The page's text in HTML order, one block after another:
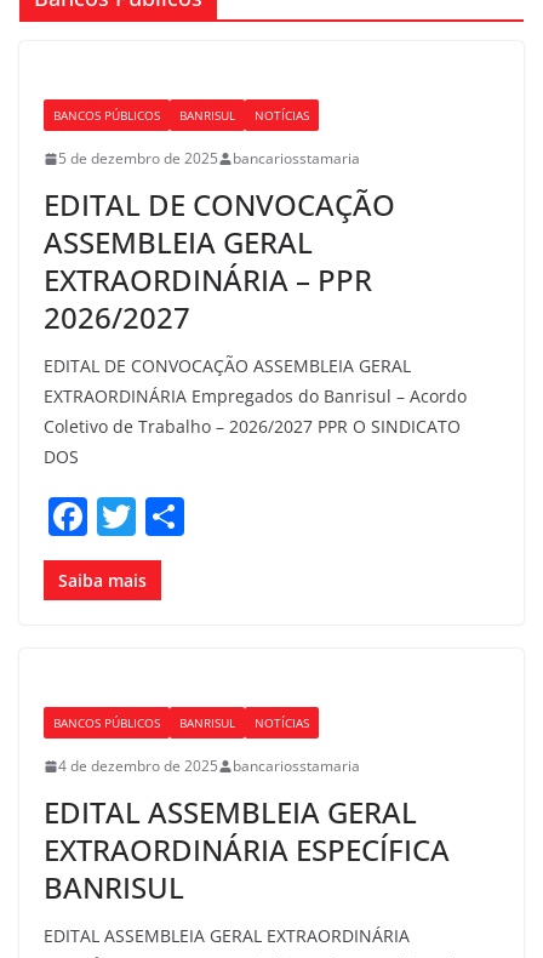
BANCOS PÚBLICOS BANRISUL NOTÍCIAS
5 de dezembro de 2025 bancariosstamaria
EDITAL DE CONVOCAÇÃO
ASSEMBLEIA GERAL
EXTRAORDINÁRIA – PPR
2026/2027
EDITAL DE CONVOCAÇÃO ASSEMBLEIA GERAL
EXTRAORDINÁRIA Empregados do Banrisul – Acordo
Coletivo de Trabalho – 2026/2027 PPR O SINDICATO
DOS
F
a
c
o
o
k
T
w
itt
Saiba mais
BANCOS PÚBLICOS BANRISUL NOTÍCIAS
4 de dezembro de 2025 bancariosstamaria
EDITAL ASSEMBLEIA GERAL
EXTRAORDINÁRIA ESPECÍFICA
BANRISUL
EDITAL ASSEMBLEIA GERAL EXTRAORDINÁRIA